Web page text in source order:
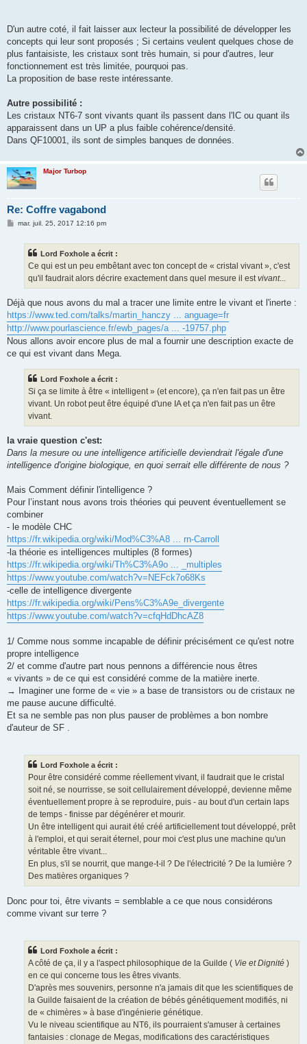
D'un autre coté, il fait laisser aux lecteur la possibilité de développer les
concepts qui leur sont proposés ; Si certains veulent quelques chose de
plus fantaisiste, les cristaux sont très humain, si pour d'autres, leur
fonctionnement est très limitée, pourquoi pas.
La proposition de base reste intéressante.
Autre possibilité :
Les cristaux NT6-7 sont vivants quant ils passent dans l'IC ou quant ils
apparaissent dans un UP a plus faible cohérence/densité.
Dans QF10001, ils sont de simples banques de données.
Major Turbop
Re: Coffre vagabond
Mmar. juil. 25, 2017 12:16 pm
Lord Foxhole a écrit :
Ce qui est un peu embêtant avec ton concept de « cristal vivant », c'est
qu'il faudrait alors décrire exactement dans quel mesure il estvivant...
Déjà que nous avons du mal a tracer une limite entre le vivant et l'inerte :
https://www.ted.com/talks/martin_hanczy ... anguage=fr
http://www.pourlascience.fr/ewb_pages/a ... -19757.php
Nous allons avoir encore plus de mal a fournir une description exacte de
ce qui est vivant dans Mega.
Lord Foxhole a écrit :
Si ça se limite à être « intelligent » (et encore), ça n'en fait pas un être
vivant. Un robot peut être équipé d'une IA et ça n'en fait pas un être
vivant.
la vraie question c'est:
Dans la mesure ou une intelligence artificielle deviendrait l'égale d'une
intelligence d'origine biologique, en quoi serrait elle différente de nous ?
Mais Comment définir l'intelligence ?
Pour l’instant nous avons trois théories qui peuvent éventuellement se
combiner
- le modèle CHC
https://fr.wikipedia.org/wiki/Mod%C3%A8 ... rn-Carroll
-la théorie es intelligences multiples (8 formes)
https://fr.wikipedia.org/wiki/Th%C3%A9o ... _multiples
https://www.youtube.com/watch?v=NEFck7o68Ks
-celle de intelligence divergente
https://fr.wikipedia.org/wiki/Pens%C3%A9e_divergente
https://www.youtube.com/watch?v=cfqHdDhcAZ8
1/ Comme nous somme incapable de définir précisément ce qu'est notre
propre intelligence
2/ et comme d'autre part nous pennons a différencie nous êtres
« vivants » de ce qui est considéré comme de la matière inerte.
→ Imaginer une forme de « vie » a base de transistors ou de cristaux ne
me pause aucune difficulté.
Et sa ne semble pas non plus pauser de problèmes a bon nombre
d'auteur de SF .
Lord Foxhole a écrit :
Pour être considéré comme réellement vivant, il faudrait que le cristal
soit né, se nourrisse, se soit cellulairement développé, devienne même
éventuellement propre à se reproduire, puis - au bout d'un certain laps
de temps - finisse par dégénérer et mourir.
Un être intelligent qui aurait été créé artificiellement tout développé, prêt
à l'emploi, et qui serait éternel, pour moi c'est plus une machine qu'un
véritable être vivant...
En plus, s'il se nourrit, que mange-t-il ? De l'électricité ? De la lumière ?
Des matières organiques ?
Donc pour toi, être vivants = semblable a ce que nous considérons
comme vivant sur terre ?
Lord Foxhole a écrit :
A côté de ça, il y a l'aspect philosophique de la Guilde ( Vie et Dignité )
en ce qui concerne tous les êtres vivants.
D'après mes souvenirs, personne n'a jamais dit que les scientifiques de
la Guilde faisaient de la création de bébés génétiquement modifiés, ni
de « chimères » à base d'ingénierie génétique.
Vu le niveau scientifique au NT6, ils pourraient s'amuser à certaines
fantaisies : clonage de Megas, modifications des caractéristiques